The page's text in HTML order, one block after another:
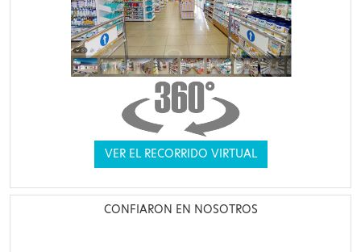
VER EL RECORRIDO VIRTUAL
CONFIARON EN NOSOTROS